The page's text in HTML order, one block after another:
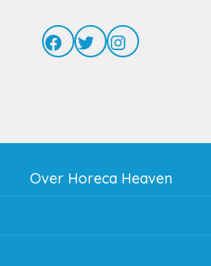
Facebook
TwitterInstagram
Over Horeca Heaven